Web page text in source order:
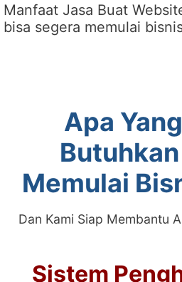
Manfaat Jasa Buat
bisa segera memulai
Apa
Memulai
Dan Kami Siap Membantu
Sistem